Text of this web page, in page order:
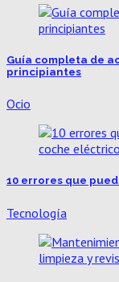
Guía completa de
principiantes
Ocio
10 errores que
Tecnología